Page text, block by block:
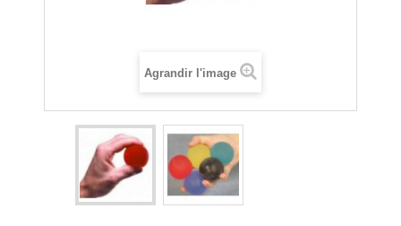
Agrandir l'image